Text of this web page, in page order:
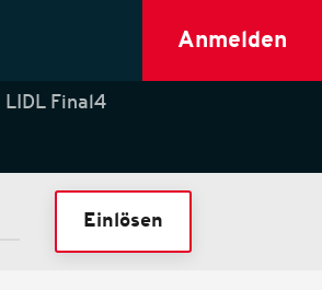
Anmelden
LIDL Final4
Einlösen